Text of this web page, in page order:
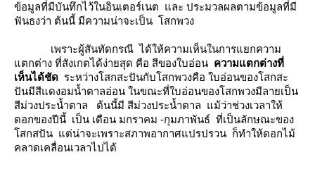
ข้อมูลที่มีบันทึกไว้ในอินเตอร์เนต และ ประมวลผลตามข้อมูลที่มี
ฟันธงว่า ต้นนี้ มีความน่าจะเป็น โสกพวง
เพราะผู้สันทัดกรณี ได้ให้ความเห็นในการแยกความ
ตกต่าง ที่สังเกตได้ง่ายสุด คือ สีของใบอ่อน ความแตกต่างที่
เห็นได้ชัด ระหว่างโสกสะปันกับโสกพวงคือ ใบอ่อนของโสกสะ
ปันมีสีแดงอมน้ำตาลอ่อน ในขณะที่ใบอ่อนของโสกพวงมีลายเป็น
สีม่วงประน้ำตาล ต้นนี้มี สีม่วงประน้ำตาล แม้ว่าช่วงเวลาให้
ดอกของปีนี้ เป็น เดือน มกราคม -กุมภาพันธ์ ที่เป็นลักษณะของ
สกสปัน แต่น่าจะเพราะสภาพอากาศแปรปรวน ก็ทำให้ดอกไม้
คลาดเคลื่อนเวลาไปได้